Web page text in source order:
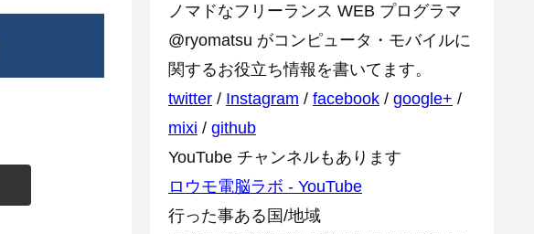
ノマドなフリーランス WEB プログラマ
@ryomatsu がコンピュータ・モバイルに
関するお役立ち情報を書いてます。
twitter / Instagram / facebook / google+ /
mixi / github
YouTube チャンネルもあります
ロウモ電脳ラボ - YouTube
行った事ある国/地域